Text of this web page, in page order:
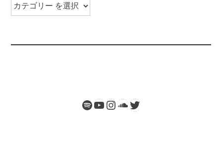
Spotify
YouTube
Instagram
SoundCloud
Twitter